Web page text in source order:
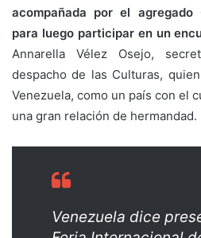
acompañada por el agregado
para luego participar en un
Annarella Vélez Osejo,
despacho de las Culturas,
Venezuela, como un país con el
una gran relación de hermandad.
Venezuela dice